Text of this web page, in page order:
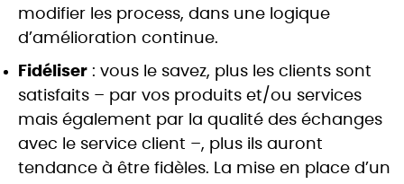
modifier les process, dans une logique
d’amélioration continue.
Fidéliser : vous le savez, plus les clients sont
satisfaits – par vos produits et/ou services
mais également par la qualité des échanges
avec le service client –, plus ils auront
tendance à être fidèles. La mise en place d’un